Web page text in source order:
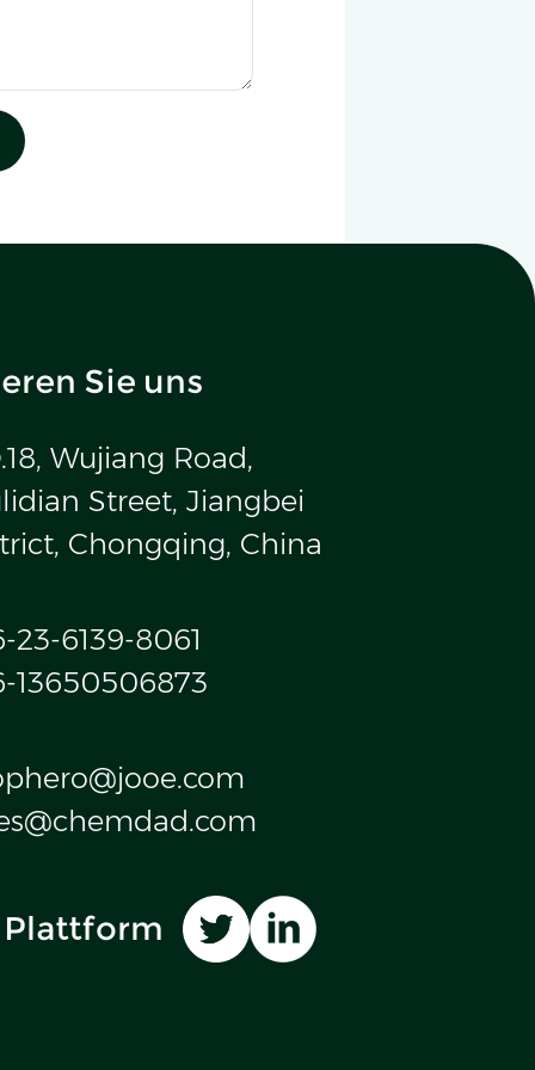
Sie uns
Wujiang Road,
Street, Jiangbei
Chongqing, China
23-6139-8061
13650506873
Plattform